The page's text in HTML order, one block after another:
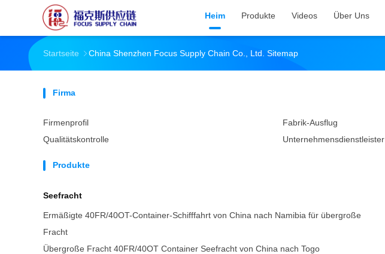
Heim Produkte Videos Über Uns
Startseite China Shenzhen Focus Supply Chain Co., Ltd. Sitemap
Firma
Firmenprofil Fabrik-Ausflug
Qualitätskontrolle
Unternehmensdienstleister
Produkte
Seefracht
Ermäßigte 40FR/40OT-Container-Schifffahrt von China nach Namibia für übergroße
Fracht
Übergroße Fracht 40FR/40OT Container Seefracht von China nach Togo